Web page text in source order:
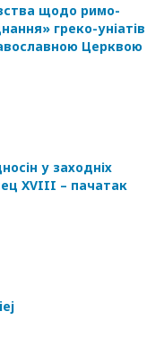
щодо римо-
греко-уніатів
Церквою
у заходніх
XVIII – пачатак